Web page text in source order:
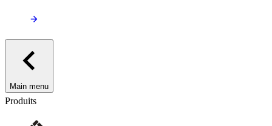
Main menu
Produits